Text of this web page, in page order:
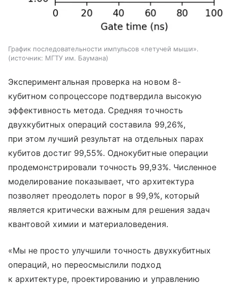
График последовательности импульсов «летучей мыши».
источник: МГТУ им. Баумана
Экспериментальная проверка на новом 8-
кубитном сопроцессоре подтвердила высокую
эффективность метода. Средняя точность
двухкубитных операций составила 99,26%,
при этом лучший результат на отдельных парах
кубитов достиг 99,55%. Однокубитные операции
продемонстрировали точность 99,93%. Численное
моделирование показывает, что архитектура
позволяет преодолеть порог в 99,9%, который
является критически важным для решения задач
квантовой химии и материаловедения.
«Мы не просто улучшили точность двухкубитных
операций, но переосмыслили подход
к архитектуре, проектированию и управлению